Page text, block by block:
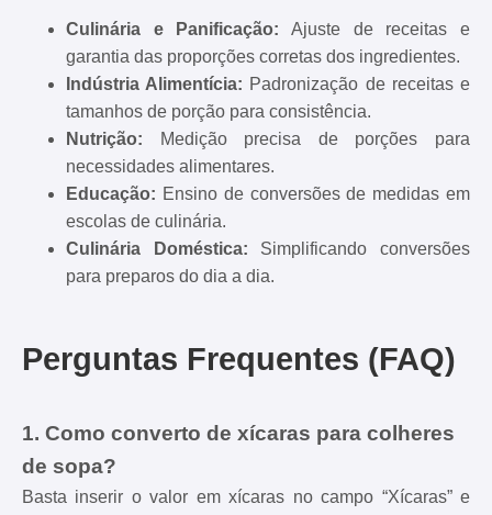
Culinária e Panificação: Ajuste de receitas e
garantia das proporções corretas dos ingredientes.
Indústria Alimentícia: Padronização de receitas e
tamanhos de porção para consistência.
Nutrição: Medição precisa de porções para
necessidades alimentares.
Educação: Ensino de conversões de medidas em
escolas de culinária.
Culinária Doméstica: Simplificando conversões
para preparos do dia a dia.
Perguntas Frequentes (FAQ)
1. Como converto de xícaras para colheres
de sopa?
Basta inserir o valor em xícaras no campo “Xícaras” e